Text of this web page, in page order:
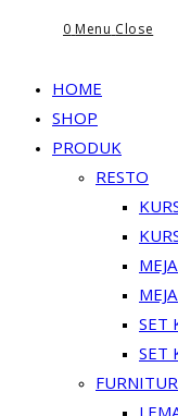
0 Menu Close
HOME
SHOP
PRODUK
RESTO
SET
SET